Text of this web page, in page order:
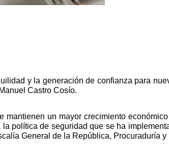
y la generación de confianza para
Castro Cosío.
mantienen un mayor crecimiento económico
política de seguridad que se ha
General de la República, Procuraduría y